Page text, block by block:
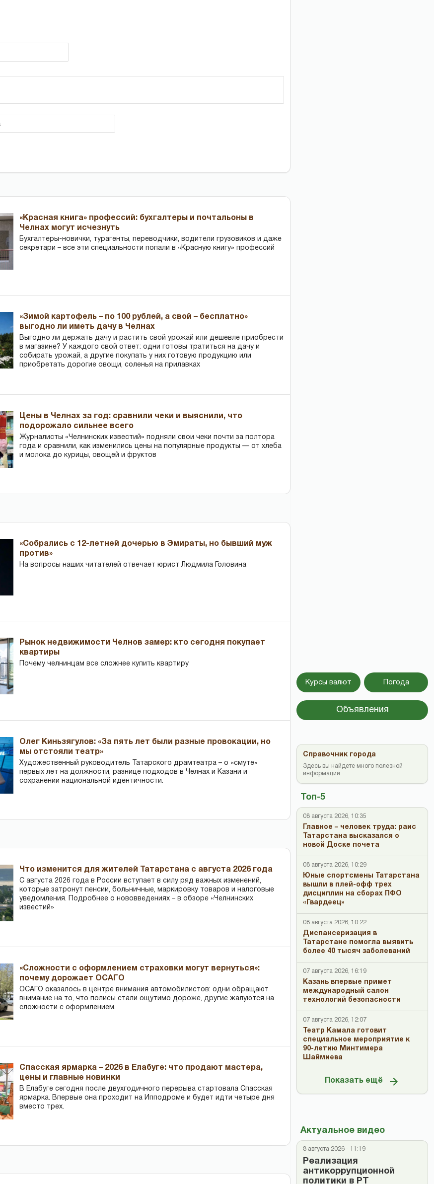
«Красная книга» профессий: бухгалтеры и почтальоны в
Челнах могут исчезнуть
Бухгалтеры-новички, тур­агенты, переводчики, водители грузовиков и даже
секретари – все эти специальности попали в «Красную книгу» профессий
«Зимой картофель – по 100 рублей, а свой – бесплатно»
выгодно ли иметь дачу в Челнах
Выгодно ли держать дачу и растить свой урожай или дешевле приобрести
в магазине? У каждого свой ответ: одни готовы тратиться на дачу и
собирать урожай, а другие покупать у них готовую продукцию или
приобретать дорогие овощи, соленья на прилавках
Цены в Челнах за год: сравнили чеки и выяснили, что
подорожало сильнее всего
Журналисты «Челнинских известий» подняли свои чеки почти за полтора
года и сравнили, как изменились цены на популярные продукты — от хлеба
и молока до курицы, овощей и фруктов
«Собрались с 12-летней дочерью в Эмираты, но бывший муж
против»
На вопросы наших читателей отвечает юрист Людмила Головина
Рынок недвижимости Челнов замер: кто сегодня покупает
квартиры
Почему челнинцам все сложнее купить квартиру
Олег Киньзягулов: «За пять лет были разные провокации, но
мы отстояли театр»
Художественный руководитель Татарского драмтеатра – о «смуте»
первых лет на должности, разнице подходов в Челнах и Казани и
сохранении национальной идентичности.
Что изменится для жителей Татарстана с августа 2026 года
С августа 2026 года в России вступает в силу ряд важных изменений,
которые затронут пенсии, больничные, маркировку товаров и налоговые
уведомления. Подробнее о нововведениях – в обзоре «Челнинских
известий»
«Сложности с оформлением страховки могут вернуться»:
почему дорожает ОСАГО
ОСАГО оказалось в центре внимания автомобилистов: одни обращают
внимание на то, что полисы стали ощутимо дороже, другие жалуются на
сложности с оформлением.
Спасская ярмарка – 2026 в Елабуге: что продают мастера,
цены и главные новинки
В Елабуге сегодня после двухгодичного перерыва стартовала Спасская
ярмарка. Впервые она проходит на Ипподроме и будет идти четыре дня
вместо трех.
Курсы валют Погода
Объявления
Топ-5
08 августа 2026, 10:35
Главное – человек труда: раис
Татарстана высказался о
новой Доске почета
08 августа 2026, 10:29
Юные спортсмены Татарстана
вышли в плей-офф трех
дисциплин на сборах ПФО
«Гвардеец»
08 августа 2026, 10:22
Диспансеризация в
Татарстане помогла выявить
более 40 тысяч заболеваний
07 августа 2026, 16:19
Казань впервые примет
международный салон
технологий безопасности
07 августа 2026, 12:07
Театр Камала готовит
специальное мероприятие к
90-летию Минтимера
Шаймиева
Показать ещё
Актуальное видео
8 августа 2026 - 11:19
Реализация
антикоррупционной
политики в РТ
Справочник города
Здесь вы найдете много полезной
информации